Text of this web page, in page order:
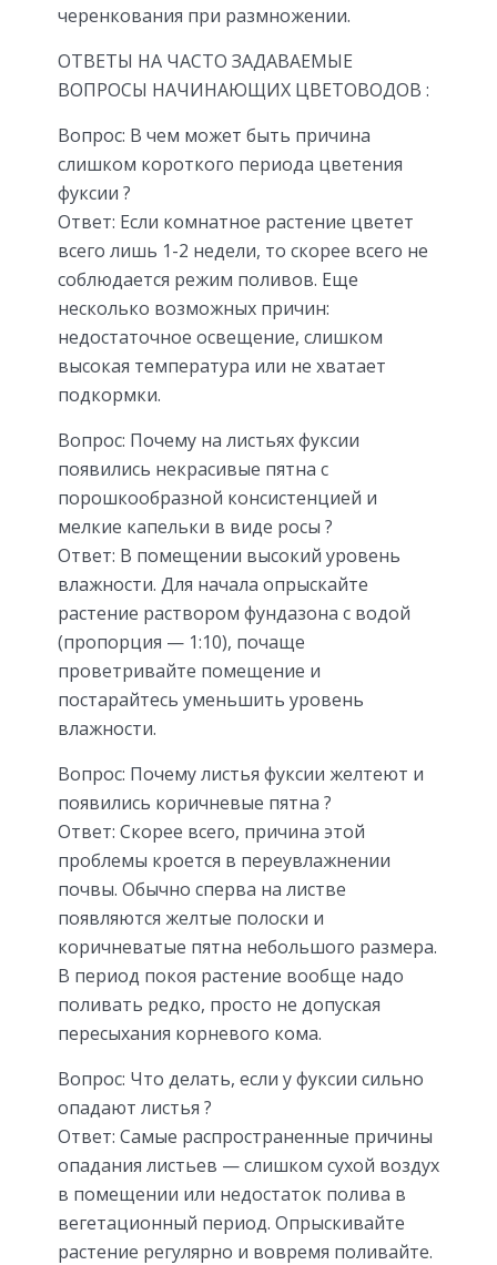
черенкования при размножении.
ОТВЕТЫ НА ЧАСТО ЗАДАВАЕМЫЕ
ВОПРОСЫ НАЧИНАЮЩИХ ЦВЕТОВОДОВ :
Вопрос: В чем может быть причина
слишком короткого периода цветения
фуксии ?
Ответ: Если комнатное растение цветет
всего лишь 1-2 недели, то скорее всего не
соблюдается режим поливов. Еще
несколько возможных причин:
недостаточное освещение, слишком
высокая температура или не хватает
подкормки.
Вопрос: Почему на листьях фуксии
появились некрасивые пятна с
порошкообразной консистенцией и
мелкие капельки в виде росы ?
Ответ: В помещении высокий уровень
влажности. Для начала опрыскайте
растение раствором фундазона с водой
(пропорция — 1:10), почаще
проветривайте помещение и
постарайтесь уменьшить уровень
влажности.
Вопрос: Почему листья фуксии желтеют и
появились коричневые пятна ?
Ответ: Скорее всего, причина этой
проблемы кроется в переувлажнении
почвы. Обычно сперва на листве
появляются желтые полоски и
коричневатые пятна небольшого размера.
В период покоя растение вообще надо
поливать редко, просто не допуская
пересыхания корневого кома.
Вопрос: Что делать, если у фуксии сильно
опадают листья ?
Ответ: Самые распространенные причины
опадания листьев — слишком сухой воздух
в помещении или недостаток полива в
вегетационный период. Опрыскивайте
растение регулярно и вовремя поливайте.